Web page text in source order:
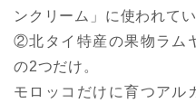
ンクリーム」に使われて
②北タイ特産の果物ラム
の2つだけ。
モロッコだけに育つアル